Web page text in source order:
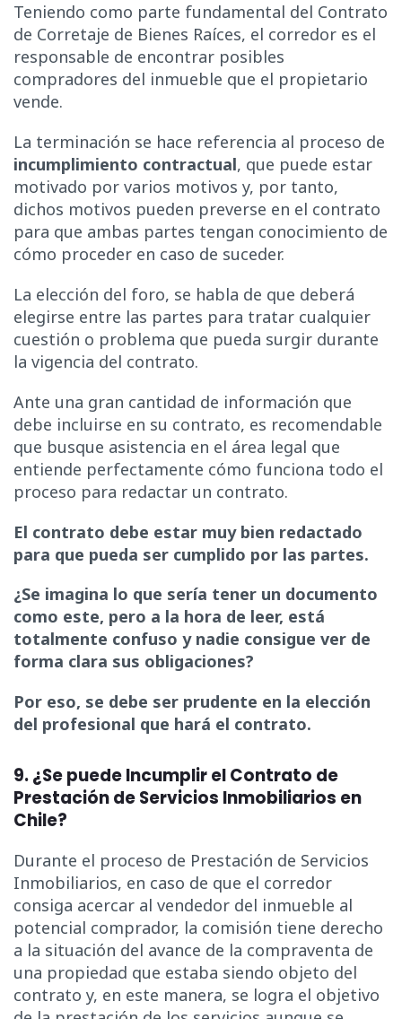
Teniendo como parte fundamental del Contrato
de Corretaje de Bienes Raíces, el corredor es el
responsable de encontrar posibles
compradores del inmueble que el propietario
vende.
La terminación se hace referencia al proceso de
incumplimiento contractual, que puede estar
motivado por varios motivos y, por tanto,
dichos motivos pueden preverse en el contrato
para que ambas partes tengan conocimiento de
cómo proceder en caso de suceder.
La elección del foro, se habla de que deberá
elegirse entre las partes para tratar cualquier
cuestión o problema que pueda surgir durante
la vigencia del contrato.
Ante una gran cantidad de información que
debe incluirse en su contrato, es recomendable
que busque asistencia en el área legal que
entiende perfectamente cómo funciona todo el
proceso para redactar un contrato.
El contrato debe estar muy bien redactado
para que pueda ser cumplido por las partes.
¿Se imagina lo que sería tener un documento
como este, pero a la hora de leer, está
totalmente confuso y nadie consigue ver de
forma clara sus obligaciones?
Por eso, se debe ser prudente en la elección
del profesional que hará el contrato.
9. ¿Se puede Incumplir el Contrato de
Prestación de Servicios Inmobiliarios en
Chile?
Durante el proceso de Prestación de Servicios
Inmobiliarios, en caso de que el corredor
consiga acercar al vendedor del inmueble al
potencial comprador, la comisión tiene derecho
a la situación del avance de la compraventa de
una propiedad que estaba siendo objeto del
contrato y, en este manera, se logra el objetivo